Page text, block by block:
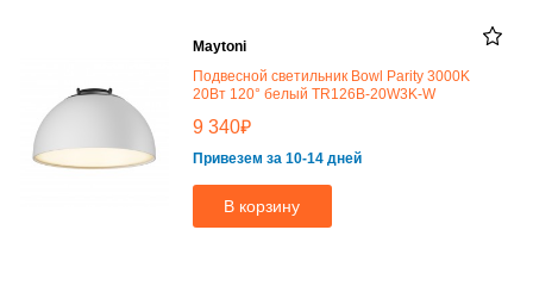
Maytoni
Подвесной светильник Bowl Parity 3000K
20Вт 120° белый TR126B-20W3K-W
9 340₽
Привезем за 10-14 дней
В корзину